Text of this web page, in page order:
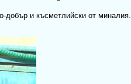
добър и късметлийски от миналия.